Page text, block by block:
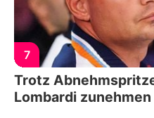
7
Trotz
Lombardi zunehmen